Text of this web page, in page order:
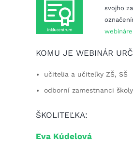
svojho
KOMU JE WEBINÁR
učitelia a učiteľky ZŠ, SŠ
odborní zamestnanci školy
ŠKOLITEĽKA:
Eva Kúdelová